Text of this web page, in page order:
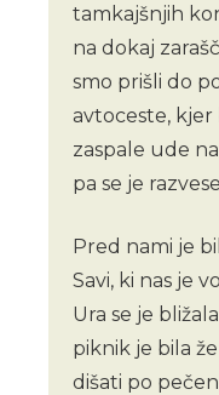
tamkajšnjih
na dokaj
smo prišli do
avtoceste,
zaspale ude
pa se je
Pred nami je
Savi, ki nas je
Ura se je
piknik je bila
dišati po